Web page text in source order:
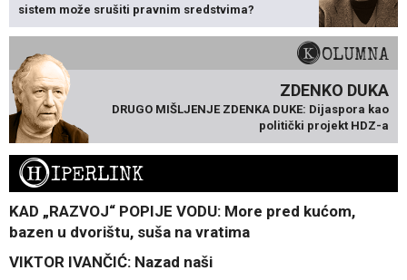
sistem može srušiti pravnim sredstvima?
KOLUMNA
ZDENKO DUKA
DRUGO MIŠLJENJE ZDENKA DUKE: Dijaspora kao
politički projekt HDZ-a
HIPERLINK
KAD „RAZVOJ“ POPIJE VODU: More pred kućom,
bazen u dvorištu, suša na vratima
VIKTOR IVANČIĆ: Nazad naši